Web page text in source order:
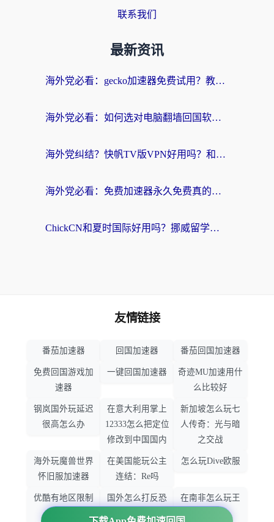
联系我们
最新资讯
海外党必看：gecko加速器免费试用？教你选对回国加速器，无缝刷国内剧玩游戏
海外党必看：如何选对电脑翻墙回国软件，轻松解锁国内资源？
海外党纠结？快帆TV版VPN好用吗？和扇贝手游VPN对比哪个回国效果更好？
海外党必看：免费加速器永久免费真的存在吗？教你选对回国加速器无缝刷国内资源
ChickCN和夏时国际好用吗？挪威留学生亲测3款回国加速器，附穿梭和加速喵对比指南
友情链接
番茄加速器 回国加速器 番茄回国加速器
免费回国游戏加
速器
一键回国加速器
奇迹MU加速用什
么比较好
钢岚国外玩延迟
很高怎么办
在意大利用掌上
12333怎么把定位
修改到中国国内
新加坡怎么玩七
人传奇：光与暗
之交战
海外玩魔兽世界
怀旧服加速器
在美国能玩公主
连结：Re吗
怎么玩Dive欧服
优酷有地区限制
国外怎么打反恐
精英：全球攻势
在南非怎么玩王